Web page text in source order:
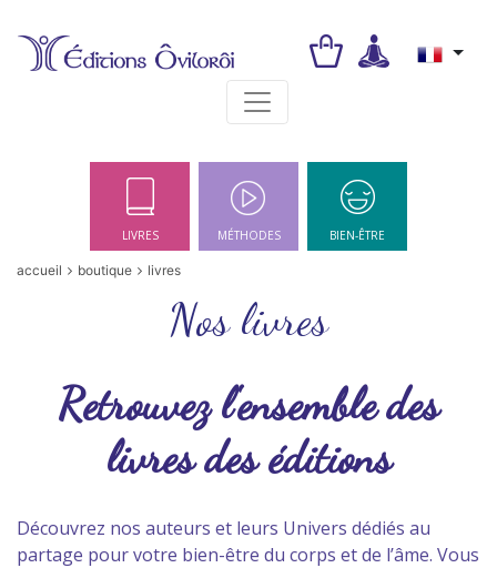
Toggle navigation
LIVRES MÉTHODES BIEN-ÊTRE
accueil boutique livres
Nos livres
Retrouvez l'ensemble des
livres des éditions
Découvrez nos auteurs et leurs Univers dédiés au
partage pour votre bien-être du corps et de l’âme. Vous